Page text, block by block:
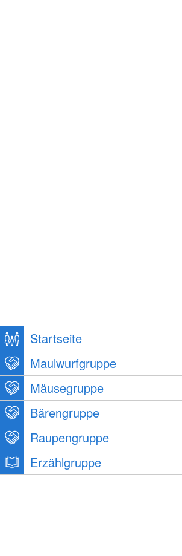
Startseite
Maulwurfgruppe
Mäusegruppe
Bärengruppe
Raupengruppe
Erzählgruppe